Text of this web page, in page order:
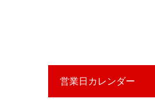
営業日カレンダー